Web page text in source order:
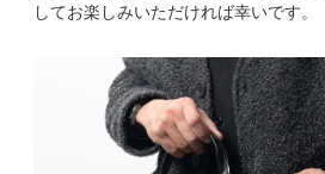
してお楽しみいただければ幸いです。